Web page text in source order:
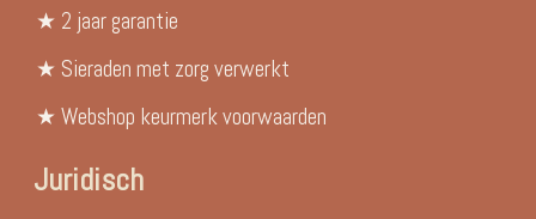
★ 2 jaar garantie
★ Sieraden met zorg verwerkt
★ Webshop keurmerk voorwaarden
Juridisch